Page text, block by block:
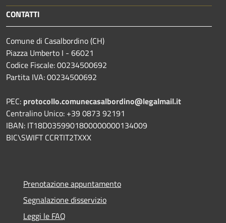
CONTATTI
Comune di Casalbordino (CH)
Piazza Umberto I - 66021
Codice Fiscale: 00234500692
Partita IVA: 00234500692
PEC: protocollo.comunecasalbordino@legalmail.it
Centralino Unico: +39 0873 92191
IBAN: IT18D0359901800000000134009
BIC\SWIFT CCRTIT2TXXX
Prenotazione appuntamento
Segnalazione disservizio
Leggi le FAQ